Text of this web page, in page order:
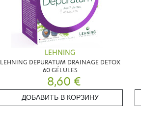
LEHNING
LEHNING DEPURATUM DRAINAGE DETOX
60 GÉLULES
8,60 €
ДОБАВИТЬ В КОРЗИНУ